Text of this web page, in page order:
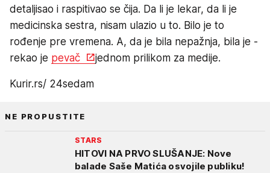
detaljisao i raspitivao se čija. Da li je lekar, da li je
medicinska sestra, nisam ulazio u to. Bilo je to
rođenje pre vremena. A, da je bila nepažnja, bila je -
rekao je pevač jednom prilikom za medije.
Kurir.rs/ 24sedam
NE PROPUSTITE
STARS
HITOVI NA PRVO SLUŠANJE: Nove
balade Saše Matića osvojile publiku!